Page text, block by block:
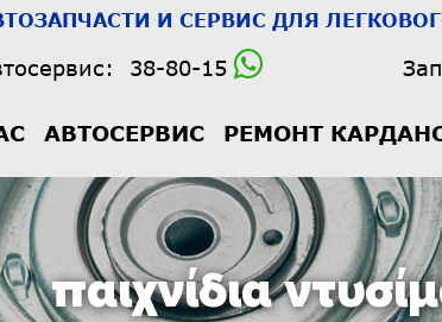
И СЕРВИС ДЛЯ
38-80-15
АВТОСЕРВИС РЕМОНТ
παιχνίδια